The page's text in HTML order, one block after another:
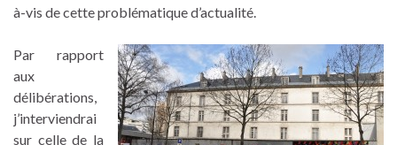
à-vis de cette problématique d’actualité.
Par rapport
aux
délibérations,
j’interviendrai
sur celle de la